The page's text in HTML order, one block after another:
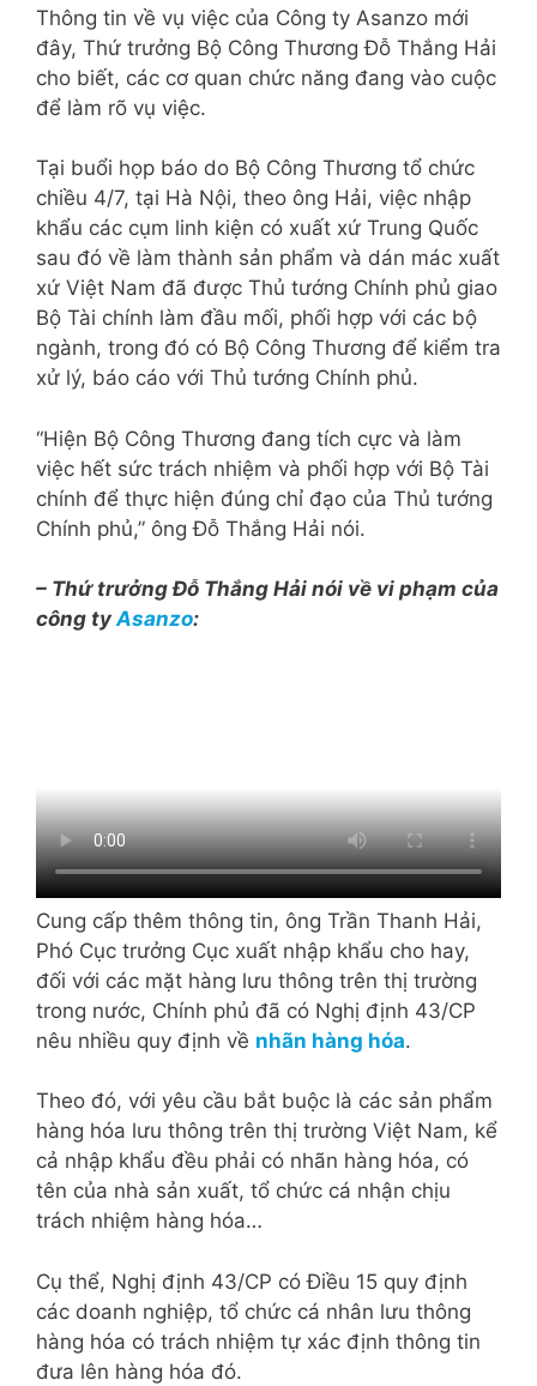
Thông tin về vụ việc của Công ty Asanzo mới
đây, Thứ trưởng Bộ Công Thương Đỗ Thắng Hải
cho biết, các cơ quan chức năng đang vào cuộc
để làm rõ vụ việc.
Tại buổi họp báo do Bộ Công Thương tổ chức
chiều 4/7, tại Hà Nội, theo ông Hải, việc nhập
khẩu các cụm linh kiện có xuất xứ Trung Quốc
sau đó về làm thành sản phẩm và dán mác xuất
xứ Việt Nam đã được Thủ tướng Chính phủ giao
Bộ Tài chính làm đầu mối, phối hợp với các bộ
ngành, trong đó có Bộ Công Thương để kiểm tra
xử lý, báo cáo với Thủ tướng Chính phủ.
“Hiện Bộ Công Thương đang tích cực và làm
việc hết sức trách nhiệm và phối hợp với Bộ Tài
chính để thực hiện đúng chỉ đạo của Thủ tướng
Chính phủ,” ông Đỗ Thắng Hải nói.
– Thứ trưởng Đỗ Thắng Hải nói về vi phạm của
công tyAsanzo:
Cung cấp thêm thông tin, ông Trần Thanh Hải,
Phó Cục trưởng Cục xuất nhập khẩu cho hay,
đối với các mặt hàng lưu thông trên thị trường
trong nước, Chính phủ đã có Nghị định 43/CP
nêu nhiều quy định về nhãn hàng hóa.
Theo đó, với yêu cầu bắt buộc là các sản phẩm
hàng hóa lưu thông trên thị trường Việt Nam, kể
cả nhập khẩu đều phải có nhãn hàng hóa, có
tên của nhà sản xuất, tổ chức cá nhận chịu
trách nhiệm hàng hóa…
Cụ thể, Nghị định 43/CP có Điều 15 quy định
các doanh nghiệp, tổ chức cá nhân lưu thông
hàng hóa có trách nhiệm tự xác định thông tin
đưa lên hàng hóa đó.